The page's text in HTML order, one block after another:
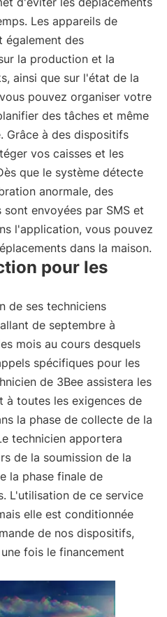
Les appareils de
également des
la production et la
ainsi que sur l'état de la
pouvez organiser votre
des tâches et même
Grâce à des dispositifs
vos caisses et les
que le système détecte
anormale, des
envoyées par SMS et
l'application, vous pouvez
dans la maison.
pour les
de ses techniciens
de septembre à
mois au cours desquels
spécifiques pour les
de 3Bee assistera les
à toutes les exigences de
la phase de collecte de la
technicien apportera
de la soumission de la
la phase finale de
L'utilisation de ce service
elle est conditionnée
de nos dispositifs,
fois le financement